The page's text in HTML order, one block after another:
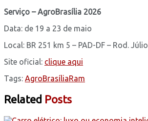
Serviço – AgroBrasília 2026
Data: de 19 a 23 de maio
Local: BR 251 km 5 – PAD-DF – Rod.
Site oficial: clique aqui
Tags: AgroBrasíliaRam
Related Posts